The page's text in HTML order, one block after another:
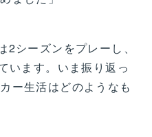
シーズンをプレーし、
います。いま振り返っ
ー生活はどのようなも